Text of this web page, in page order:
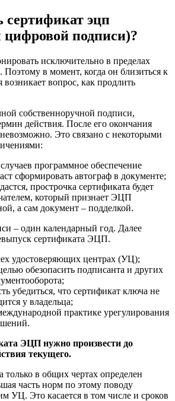
сертификат эцп
цифровой подписи)?
исключительно в пределах
Поэтому в момент, когда он близиться к
возникает вопрос, как продлить
собственноручной подписи,
действия. После его окончания
Это связано с некоторыми
программное обеспечение
сформировать автограф в документе;
прострочка сертификата будет
который признает ЭЦП
а сам документ – подделкой.
– один календарный год. Далее
сертификата ЭЦП.
удостоверяющих центрах (УЦ);
обезопасить подписанта и других
убедиться, что сертификат ключа не
у владельца;
практике урегулирования
ЭЦП нужно произвести до
текущего.
только в общих чертах определен
часть норм по этому поводу
УЦ. Это касается в том числе и сроков